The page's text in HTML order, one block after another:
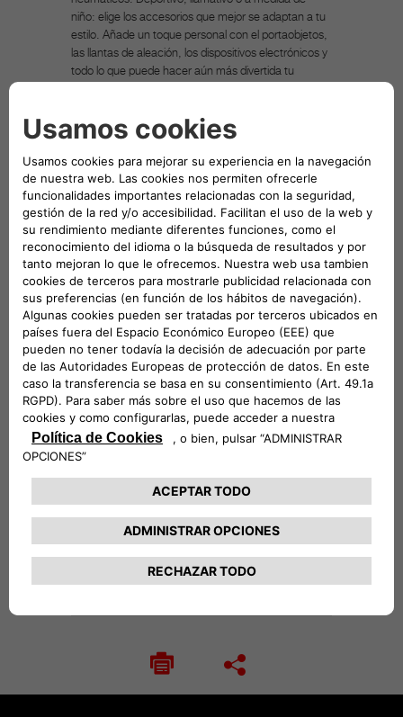
niño: elige los accesorios que mejor se adaptan a tu
estilo. Añade un toque personal con el portaobjetos,
las llantas de aleación, los dispositivos electrónicos y
todo lo que puede hacer aún más divertida tu
encontrarás la solución ideal para tu vehículo del
grupo FCA, capaz de satisfacer tus exigencias y las
de tu personalidad. Mopar es la marca posventa de
los vehículos FCA y es conocida en todo el mundo
como punto de referencia para los propietarios y los
apasionados que buscan recambios y accesorios
auténticos para los vehículos del grupo FCA. La
finalidad de la imagen asociada al producto en venta
es solo indicativa e ilustrativa.
DESCRIPCIÓN TÉCNICA
Kit de 4 piezas para proteger las llantas de
aleación de tu coche. Además de los tornillos
antirrobo, el kit incluye la correspondiente llave.
Recomendamos mantener la llave fuera del
vehículo. Elige un toque personalizado para tu
Fiat Punto y haz que tu coche sea único
La combinación perfecta de estética y
aerodinámica te permitirá ser el protagonista
en todas las ocasiones, desde el tráfico urbano
hasta los largos viajes por carretera.